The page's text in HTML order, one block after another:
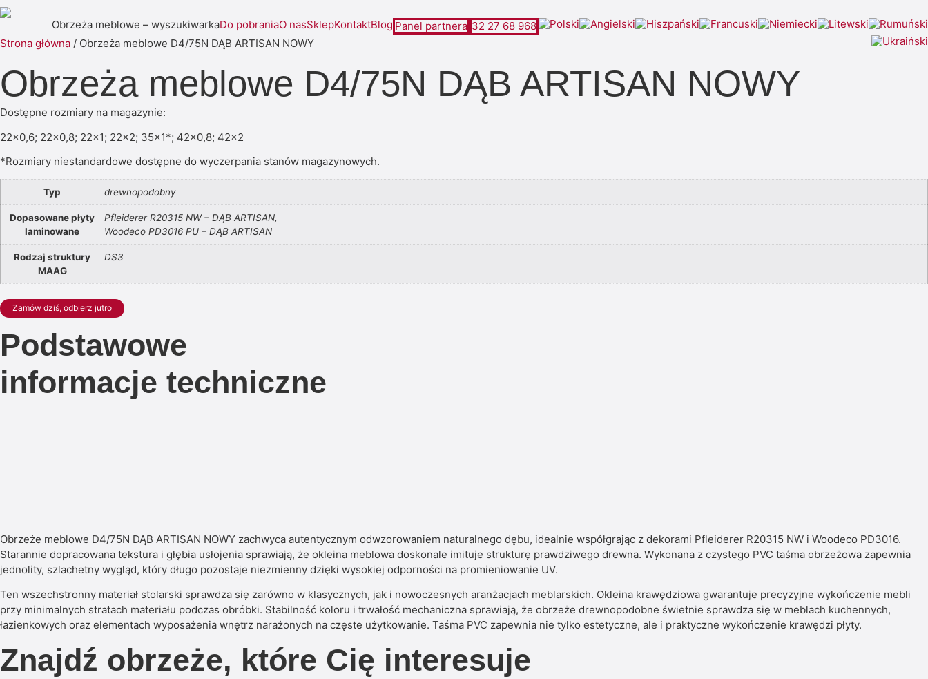
Obrzeża meblowe – wyszukiwarkaDo pobraniaO nasSklepKontaktBlog Panel partnera 32 27 68 968
Strona główna / Obrzeża meblowe D4/75N DĄB ARTISAN NOWY
Obrzeża meblowe D4/75N DĄB ARTISAN NOWY
Dostępne rozmiary na magazynie:
22×0,6; 22×0,8; 22×1; 22×2; 35×1*; 42×0,8; 42×2
*Rozmiary niestandardowe dostępne do wyczerpania stanów magazynowych.
Typ drewnopodobny
Dopasowane płyty
laminowane
Pfleiderer R20315 NW – DĄB ARTISAN,
Woodeco PD3016 PU – DĄB ARTISAN
Rodzaj struktury
MAAG
DS3
Zamów dziś, odbierz jutro
Podstawowe
informacje techniczne
Obrzeże meblowe D4/75N DĄB ARTISAN NOWY zachwyca autentycznym odwzorowaniem naturalnego dębu, idealnie współgrając z dekorami Pfleiderer R20315 NW i Woodeco PD3016.
Starannie dopracowana tekstura i głębia usłojenia sprawiają, że okleina meblowa doskonale imituje strukturę prawdziwego drewna. Wykonana z czystego PVC taśma obrzeżowa zapewnia
jednolity, szlachetny wygląd, który długo pozostaje niezmienny dzięki wysokiej odporności na promieniowanie UV.
Ten wszechstronny materiał stolarski sprawdza się zarówno w klasycznych, jak i nowoczesnych aranżacjach meblarskich. Okleina krawędziowa gwarantuje precyzyjne wykończenie mebli
przy minimalnych stratach materiału podczas obróbki. Stabilność koloru i trwałość mechaniczna sprawiają, że obrzeże drewnopodobne świetnie sprawdza się w meblach kuchennych,
łazienkowych oraz elementach wyposażenia wnętrz narażonych na częste użytkowanie. Taśma PVC zapewnia nie tylko estetyczne, ale i praktyczne wykończenie krawędzi płyty.
Znajdź obrzeże, które Cię interesuje